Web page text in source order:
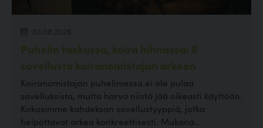
Puhelin taskussa, koira hihnassa: 8
sovellusta koiranomistajan arkeen
Koiranomistajan puhelimessa ei ole pulaa
sovelluksista, mutta harva niistä jää oikeasti käyttöön.
Kokosimme kahdeksan sovellustyyppiä, jotka
helpottavat arkea konkreettisesti. Mukana...